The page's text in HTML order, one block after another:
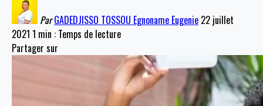
Par GADEDJISSO TOSSOU Egnoname Eugenie 22 juillet
2021 1 min : Temps de lecture
Partager sur